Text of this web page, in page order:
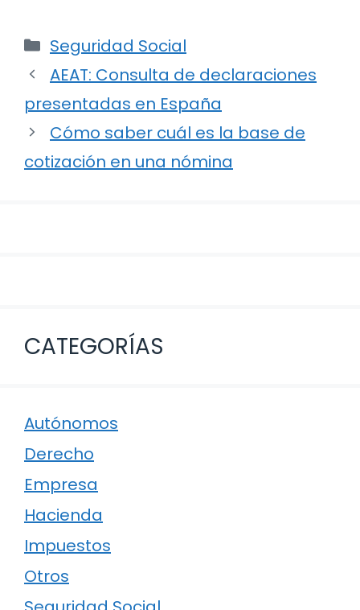
Categorías
Seguridad Social
Navegación
de
entradas
AEAT: Consulta de declaraciones
presentadas en España
Cómo saber cuál es la base de
cotización en una nómina
CATEGORÍAS
Autónomos
Derecho
Empresa
Hacienda
Impuestos
Otros